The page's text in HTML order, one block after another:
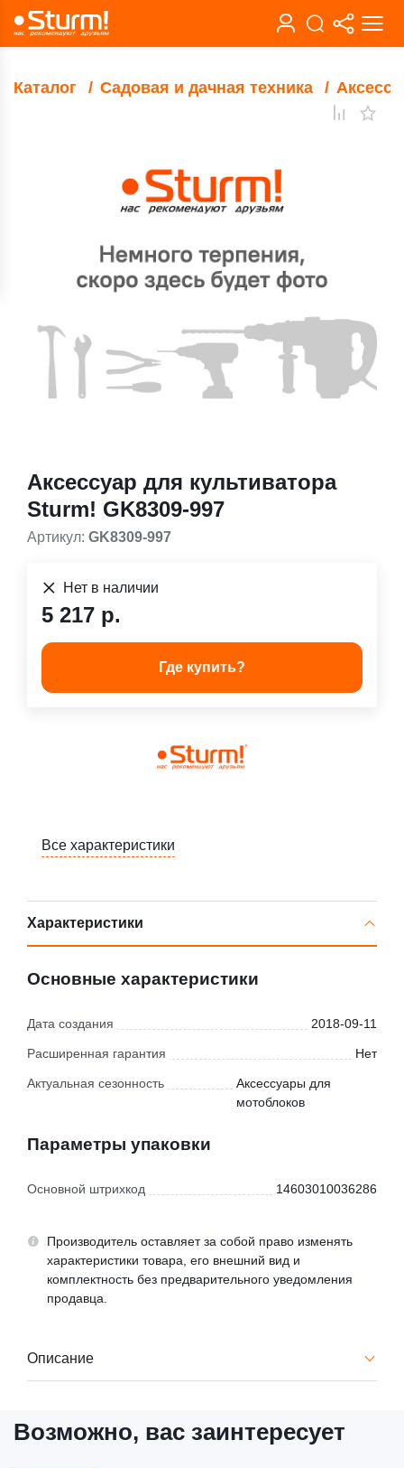
Каталог Садовая и дачная техника
Аксессуар для культиватора
Sturm! GK8309-997
Артикул: GK8309-997
Нет в наличии
5 217 р.
Где купить?
Все характеристики
Характеристики
Основные характеристики
Дата создания 2018-09-11
Расширенная гарантия Нет
Актуальная сезонность
Аксессуары для
мотоблоков
Параметры упаковки
Основной штрихкод 14603010036286
Производитель оставляет за собой право изменять
характеристики товара, его внешний вид и
комплектность без предварительного уведомления
продавца.
Описание
Возможно, вас заинтересует